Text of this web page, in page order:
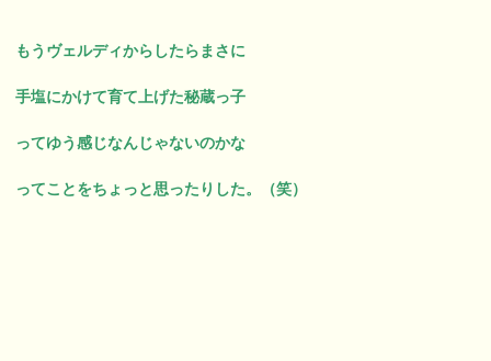
もうヴェルディからしたらまさに
手塩にかけて育て上げた秘蔵っ子
ってゆう感じなんじゃないのかな
ってことをちょっと思ったりした。（笑）